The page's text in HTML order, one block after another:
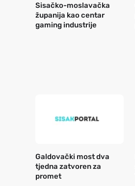
Sisačko-moslavačka
županija kao centar
gaming industrije
Galdovački most dva
tjedna zatvoren za
promet